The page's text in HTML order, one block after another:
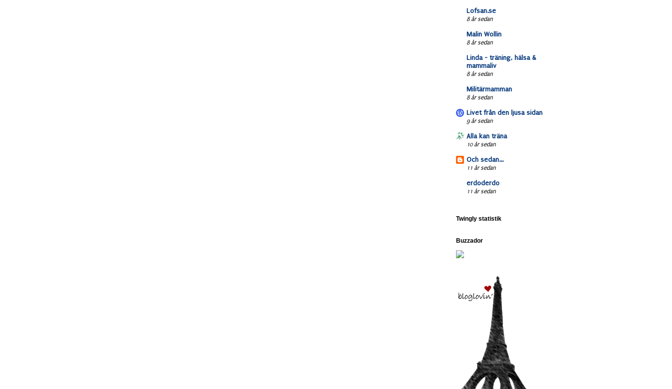
Lofsan.se
8 år sedan
Malin Wollin
8 år sedan
Linda - träning, hälsa &
mammaliv
8 år sedan
Militärmamman
8 år sedan
Livet från den ljusa sidan
9 år sedan
Alla kan träna
10 år sedan
Och sedan...
11 år sedan
erdoderdo
11 år sedan
Twingly statistik
Buzzador